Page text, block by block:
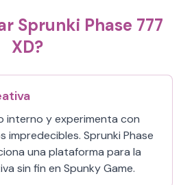
Sprunki Phase 777
XD?
interno y experimenta con
impredecibles. Sprunki Phase
una plataforma para la
sin fin en Spunky Game.